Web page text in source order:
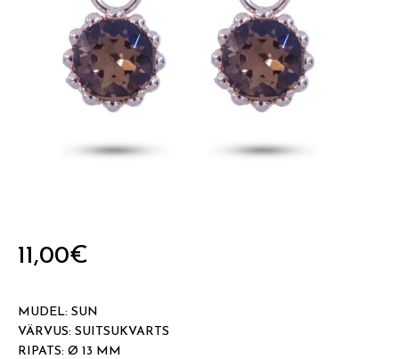
11,00€
MUDEL: SUN
VÄRVUS: SUITSUKVARTS
RIPATS: Ø 13 MM